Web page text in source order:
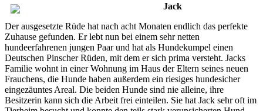
Jack
Der ausgesetzte Rüde hat nach acht Monaten endlich das perfekte
Zuhause gefunden. Er lebt nun bei einem sehr netten
hundeerfahrenen jungen Paar und hat als Hundekumpel einen
Deutschen Pinscher Rüden, mit dem er sich prima versteht. Jacks
Familie wohnt in einer Wohnung im Haus der Eltern seines neuen
Frauchens, die Hunde haben außerdem ein riesiges hundesicher
eingezäuntes Areal. Die beiden Hunde sind nie alleine, ihre
Besitzerin kann sich die Arbeit frei einteilen. Sie hat Jack sehr oft im